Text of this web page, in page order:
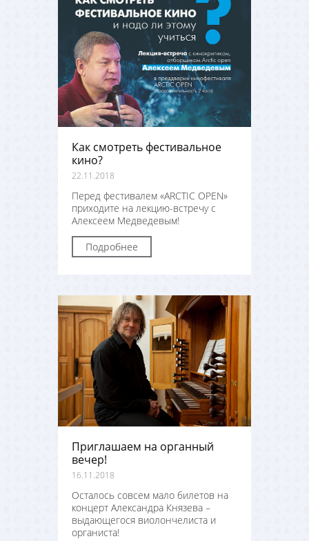
Как смотреть фестивальное
кино?
22.11.2018
Перед фестивалем «ARCTIC OPEN»
приходите на лекцию-встречу с
Алексеем Медведевым!
Подробнее
Приглашаем на органный
вечер!
16.11.2018
Осталось совсем мало билетов на
концерт Александра Князева –
выдающегося виолончелиста и
органиста!